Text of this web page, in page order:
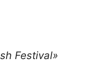
Festival»